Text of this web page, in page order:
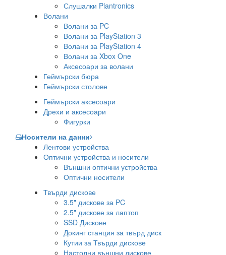
Слушалки Plantronics
Волани
Волани за PC
Волани за PlayStation 3
Волани за PlayStation 4
Волани за Xbox One
Аксесоари за волани
Геймърски бюра
Геймърски столове
Геймърски аксесоари
Дрехи и аксесоари
Фигурки
Носители на данни
Лентови устройства
Оптични устройства и носители
Външни оптични устройства
Оптични носители
Твърди дискове
3.5" дискове за PC
2.5" дискове за лаптоп
SSD Дискове
Докинг станция за твърд диск
Кутии за Твърди дискове
Настолни външни дискове